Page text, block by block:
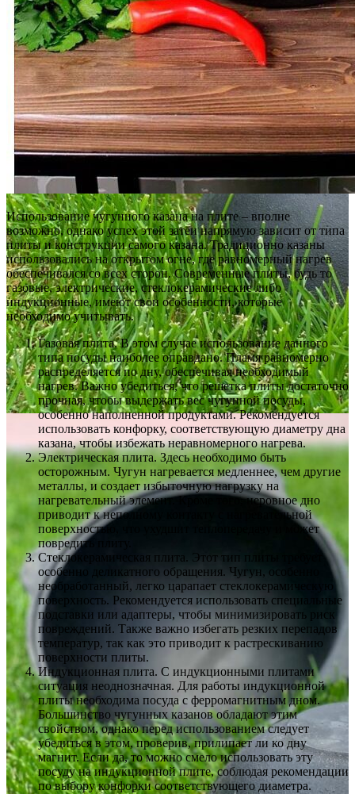
Использование чугунного казана на плите – вполне
возможно, однако успех этой затеи напрямую зависит от типа
плиты и конструкции самого казана. Традиционно казаны
использовались на открытом огне, где равномерный нагрев
обеспечивался со всех сторон. Современные плиты, будь то
газовые, электрические, стеклокерамические либо
индукционные, имеют свои особенности, которые
необходимо учитывать.
Газовая плита. В этом случае использование данного
типа посуды наиболее оправдано. Пламя равномерно
распределяется по дну, обеспечивая необходимый
нагрев. Важно убедиться, что решетка плиты достаточно
прочная, чтобы выдержать вес чугунной посуды,
особенно наполненной продуктами. Рекомендуется
использовать конфорку, соответствующую диаметру дна
казана, чтобы избежать неравномерного нагрева.
Электрическая плита. Здесь необходимо быть
осторожным. Чугун нагревается медленнее, чем другие
металлы, и создает избыточную нагрузку на
нагревательный элемент. Кроме того, неровное дно
приводит к неполному контакту с нагревательной
поверхностью, что ухудшит теплопередачу и может
повредить плиту.
Стеклокерамическая плита. Этот тип плиты требует
особенно деликатного обращения. Чугун, особенно
необработанный, легко царапает стеклокерамическую
поверхность. Рекомендуется использовать специальные
подставки или адаптеры, чтобы минимизировать риск
повреждений. Также важно избегать резких перепадов
температур, так как это приводит к растрескиванию
поверхности плиты.
Индукционная плита. С индукционными плитами
ситуация неоднозначная. Для работы индукционной
плиты необходима посуда с ферромагнитным дном.
Большинство чугунных казанов обладают этим
свойством, однако перед использованием следует
убедиться в этом, проверив, прилипает ли ко дну
магнит. Если да, то можно смело использовать эту
посуду на индукционной плите, соблюдая рекомендации
по выбору конфорки соответствующего диаметра.